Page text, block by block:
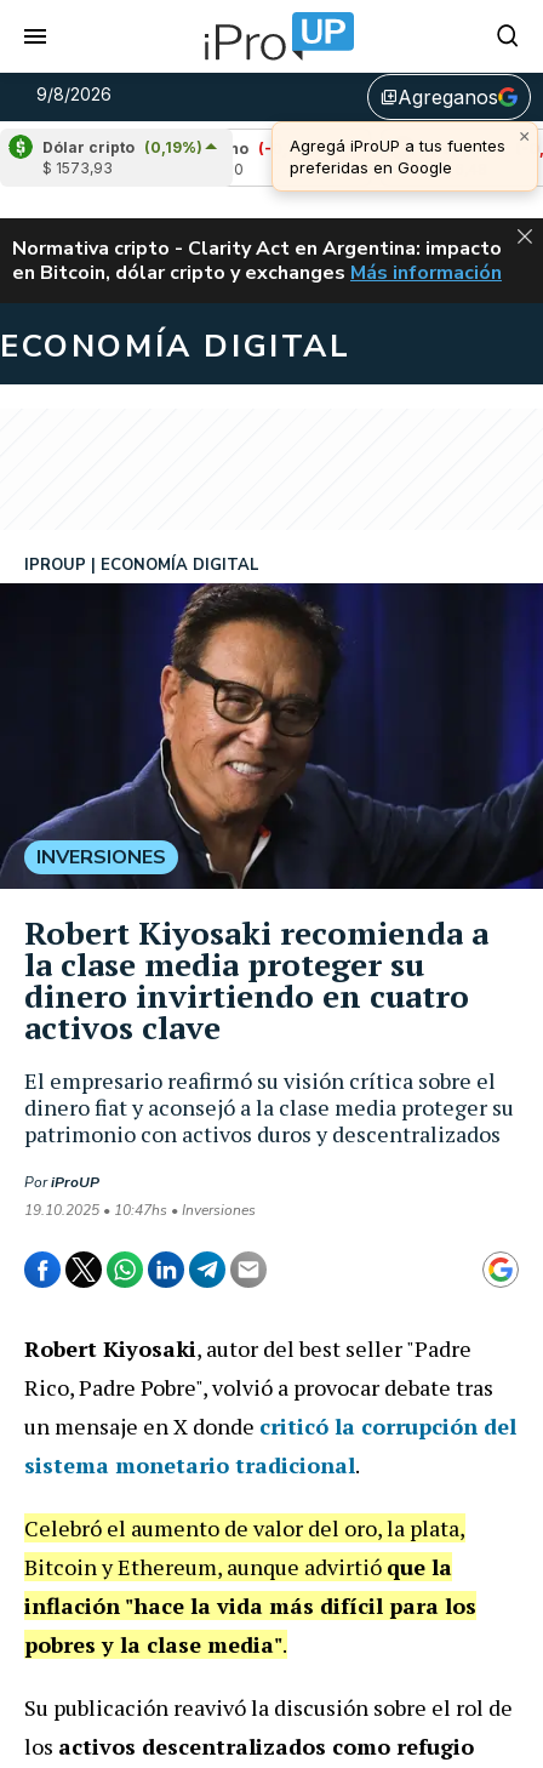
9/8/2026 library_addAgreganos
Dólar cripto (0,19%)
$ 1573,93
Cardano (-0,02%)
Avalanche (-0,93%)
u$s 6,48
ALERTA
Normativa cripto - Clarity Act en Argentina: impacto
en Bitcoin, dólar cripto y exchanges CLARITY ACT EN
Más información
ECONOMÍA DIGITAL
El empresario reafirmó su visión crítica sobre el
dinero fiat y aconsejó a la clase media proteger su
patrimonio con activos duros y descentralizados
IPROUP ECONOMÍA DIGITAL
PoriProUP
19.10.2025 • 10:47hs • Inversiones
INVERSIONES
Robert Kiyosaki recomienda a
la clase media proteger su
dinero invirtiendo en cuatro
activos clave
Robert Kiyosaki, autor del best seller "Padre
Rico, Padre Pobre", volvió a provocar debate tras
un mensaje en X donde criticó la corrupción del
sistema monetario tradicional.
Celebró el aumento de valor del oro, la plata,
Bitcoin y Ethereum, aunque advirtió que la
inflación "hace la vida más difícil para los
pobres y la clase media".
Su publicación reavivó la discusión sobre el rol de
los activos descentralizados como refugio